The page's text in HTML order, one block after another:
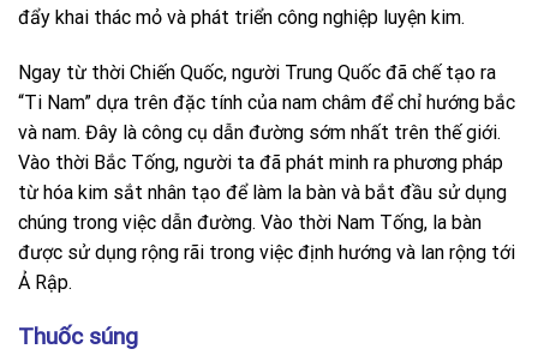
đẩy khai thác mỏ và phát triển công nghiệp luyện kim.
Ngay từ thời Chiến Quốc, người Trung Quốc đã chế tạo ra
“Ti Nam” dựa trên đặc tính của nam châm để chỉ hướng bắc
và nam. Đây là công cụ dẫn đường sớm nhất trên thế giới.
Vào thời Bắc Tống, người ta đã phát minh ra phương pháp
từ hóa kim sắt nhân tạo để làm la bàn và bắt đầu sử dụng
chúng trong việc dẫn đường. Vào thời Nam Tống, la bàn
được sử dụng rộng rãi trong việc định hướng và lan rộng tới
Ả Rập.
Thuốc súng